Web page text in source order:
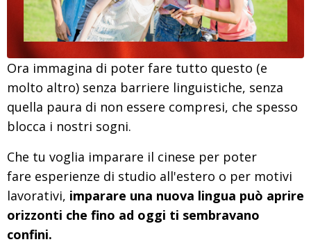
Ora immagina di poter fare tutto questo (e
molto altro) senza barriere linguistiche, senza
quella paura di non essere compresi, che spesso
blocca i nostri sogni.
Che tu voglia imparare il cinese per poter
fare esperienze di studio all'estero o per motivi
lavorativi, imparare una nuova lingua può aprire
orizzonti che fino ad oggi ti sembravano
confini.